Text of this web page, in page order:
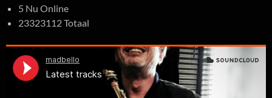
5 Nu Online
23323112 Totaal